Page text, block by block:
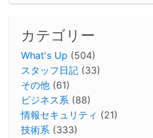
カテゴリー
What's Up (504)
スタッフ日記 (33)
その他 (61)
ビジネス系 (88)
情報セキュリティ (21)
技術系 (333)